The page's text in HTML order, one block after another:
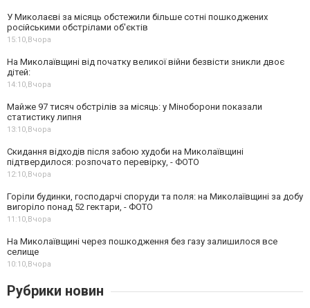
У Миколаєві за місяць обстежили більше сотні пошкоджених
російськими обстрілами об'єктів
15:10, Вчора
На Миколаївщині від початку великої війни безвісти зникли двоє
дітей:
14:10, Вчора
Майже 97 тисяч обстрілів за місяць: у Міноборони показали
статистику липня
13:10, Вчора
Скидання відходів після забою худоби на Миколаївщині
підтвердилося: розпочато перевірку, - ФОТО
12:10, Вчора
Горіли будинки, господарчі споруди та поля: на Миколаївщині за добу
вигоріло понад 52 гектари, - ФОТО
11:10, Вчора
На Миколаївщині через пошкодження без газу залишилося все
селище
10:10, Вчора
Рубрики новин